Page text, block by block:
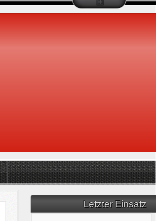
Letzter Einsatz